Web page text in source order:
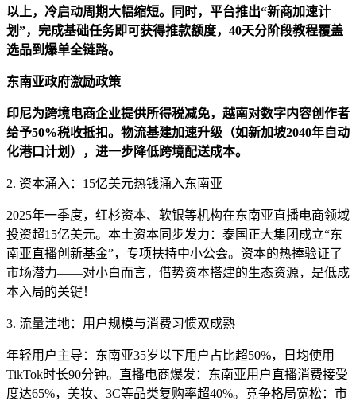
以上，冷启动周期大幅缩短。同时，平台推出“新商加速计
划”，完成基础任务即可获得推款额度，40天分阶段教程覆盖
选品到爆单全链路。
东南亚政府激励政策
印尼为跨境电商企业提供所得税减免，越南对数字内容创作者
给予50%税收抵扣。物流基建加速升级（如新加坡2040年自动
化港口计划），进一步降低跨境配送成本。
2. 资本涌入：15亿美元热钱涌入东南亚
2025年一季度，红杉资本、软银等机构在东南亚直播电商领域
投资超15亿美元。本土资本同步发力：泰国正大集团成立“东
南亚直播创新基金”，专项扶持中小公会。资本的热捧验证了
市场潜力——对小白而言，借势资本搭建的生态资源，是低成
本入局的关键！
3. 流量洼地：用户规模与消费习惯双成熟
年轻用户主导：东南亚35岁以下用户占比超50%，日均使用
TikTok时长90分钟。直播电商爆发：东南亚用户直播消费接受
度达65%，美妆、3C等品类复购率超40%。竞争格局宽松：市